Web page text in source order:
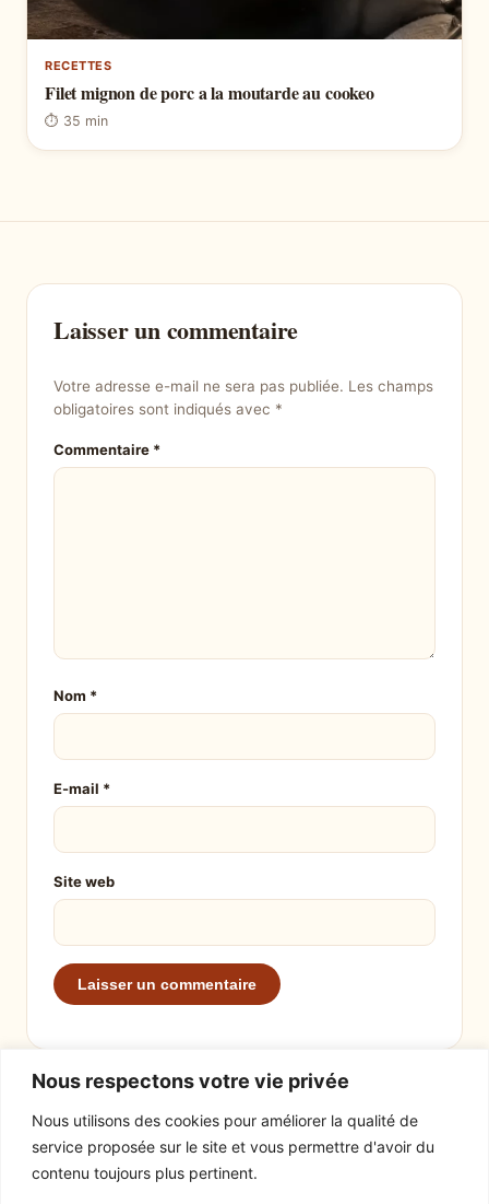
Nous respectons votre vie privée
Nous utilisons des cookies pour améliorer la qualité de
service proposée sur le site et vous permettre d'avoir du
contenu toujours plus pertinent.
RECETTES
Filet mignon de porc a la moutarde au cookeo
⏱ 35 min
Laisser un commentaire
Votre adresse e-mail ne sera pas publiée. Les champs
obligatoires sont indiqués avec *
Commentaire *
Nom *
E-mail *
Site web